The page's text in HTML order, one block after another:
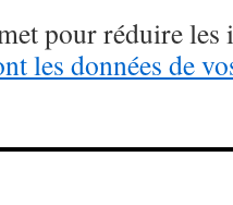
pour réduire les
les données de